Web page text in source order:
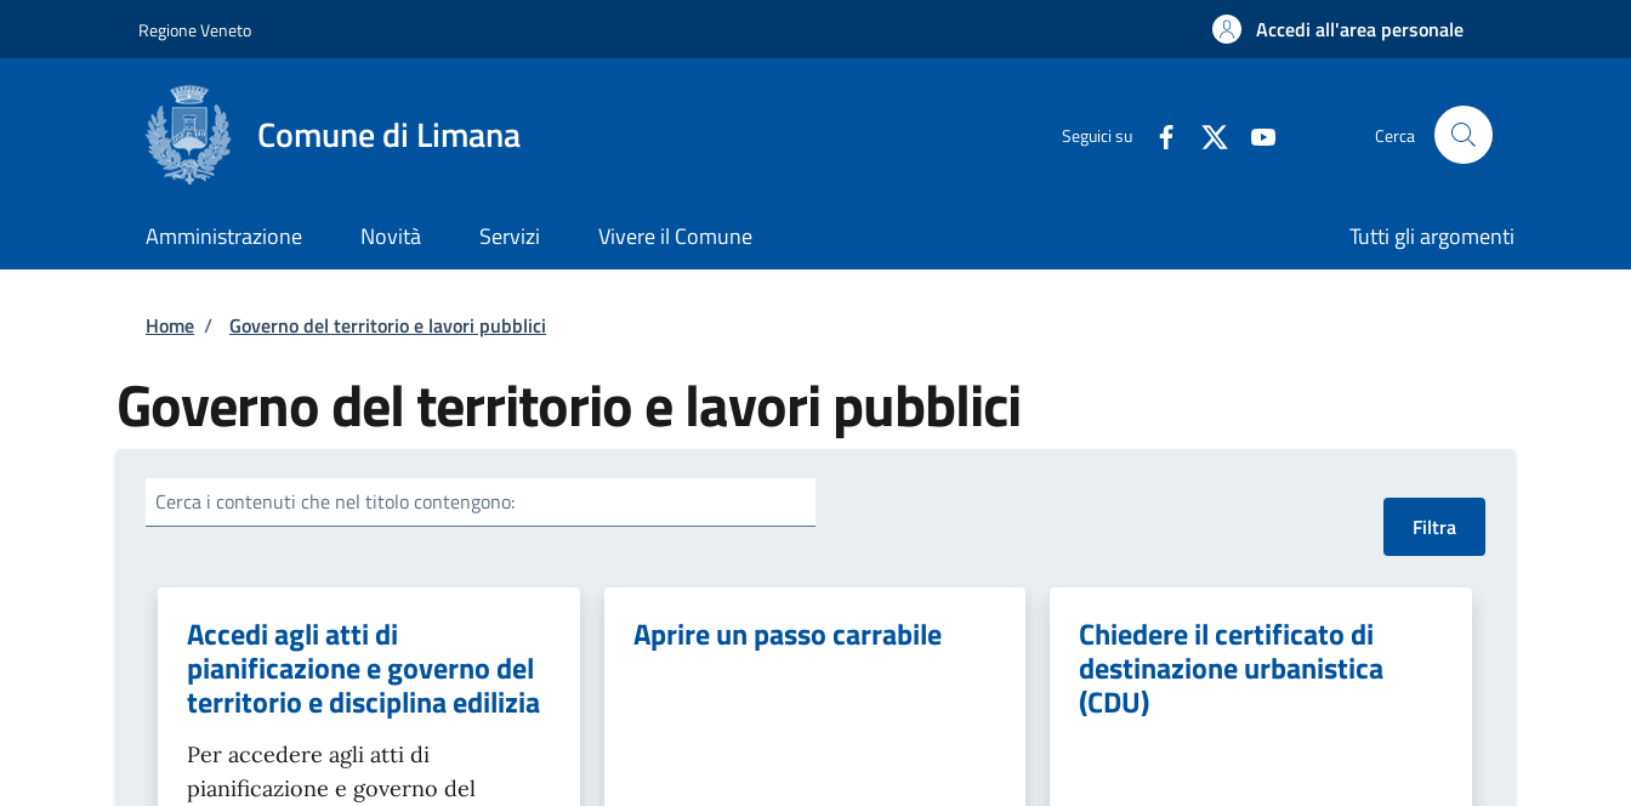
Regione Veneto Accedi all'area personale
Comune di Limana Seguici su Cerca
Amministrazione Novità Servizi Vivere il Comune Tutti gli argomenti
Briciole di pane
Home / Governo del territorio e lavori pubblici
Governo del territorio e lavori pubblici
Cerca i contenuti che nel titolo contengono:
Accedi agli atti di
pianificazione e governo del
territorio e disciplina edilizia
Per accedere agli atti di
pianificazione e governo del
Aprire un passo carrabile Chiedere il certificato di
destinazione urbanistica
(CDU)